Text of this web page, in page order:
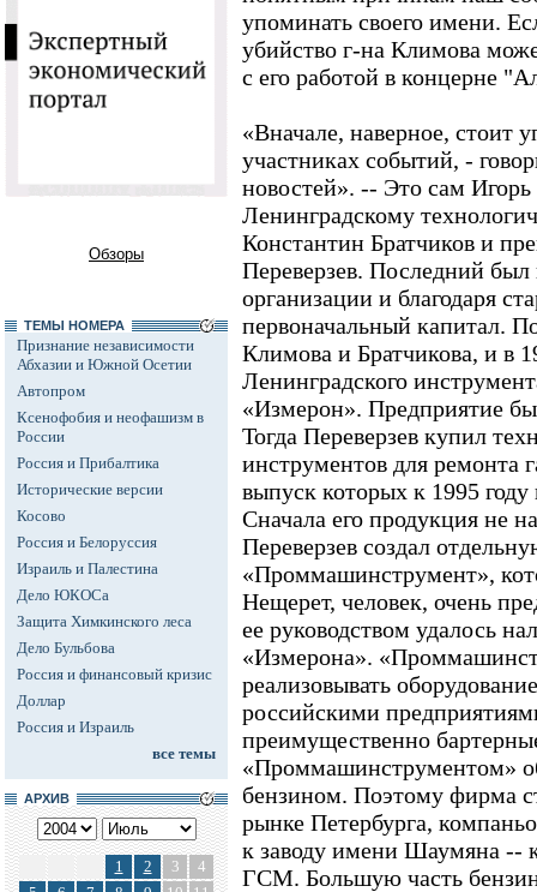
Обзоры
ТЕМЫ НОМЕРА
Признание независимости
Абхазии и Южной Осетии
Автопром
Ксенофобия и неофашизм в
России
Россия и Прибалтика
Исторические версии
Косово
Россия и Белоруссия
Израиль и Палестина
Дело ЮКОСа
Защита Химкинского леса
Дело Бульбова
Россия и финансовый кризис
Доллар
Россия и Израиль
все темы
АРХИВ
1 2 3
4
упоминать своего имени.
убийство г-на Климова
с его работой в концерне
«Вначале, наверное, стоит
участниках событий, -
новостей». -- Это сам
Ленинградскому
Константин Братчиков и
Переверзев. Последний
организации и благодаря
первоначальный капитал.
Климова и Братчикова, и в
Ленинградского
«Измерон». Предприятие
Тогда Переверзев купил
инструментов для ремонта
выпуск которых к 1995
Сначала его продукция не
Переверзев создал
«Проммашинструмент»,
Нещерет, человек, очень
ее руководством удалось
«Измерона».
реализовывать
российскими
преимущественно
«Проммашинструментом»
бензином. Поэтому фирма
рынке Петербурга,
к заводу имени Шаумяна --
ГСМ. Большую часть